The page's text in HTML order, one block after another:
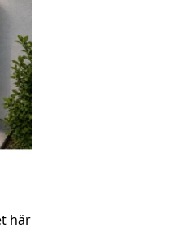
500 - Svart T05967
här